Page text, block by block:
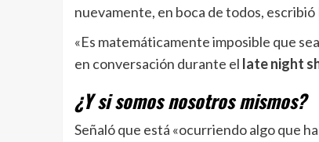
nuevamente, en boca de todos,
«Es matemáticamente imposible que
en conversación durante el late night
¿Y si somos nosotros mismos?
Señaló que está «ocurriendo algo que